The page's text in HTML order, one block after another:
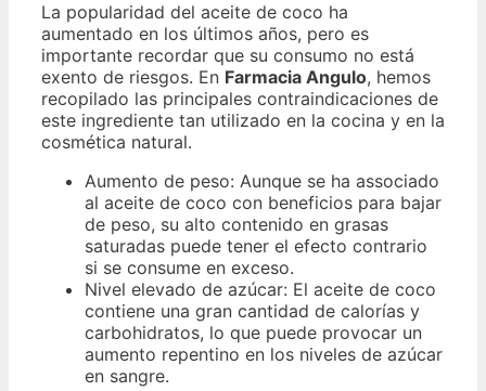
La popularidad del aceite de coco ha
aumentado en los últimos años, pero es
importante recordar que su consumo no está
exento de riesgos. En Farmacia Angulo, hemos
recopilado las principales contraindicaciones de
este ingrediente tan utilizado en la cocina y en la
cosmética natural.
Aumento de peso: Aunque se ha associado
al aceite de coco con beneficios para bajar
de peso, su alto contenido en grasas
saturadas puede tener el efecto contrario
si se consume en exceso.
Nivel elevado de azúcar: El aceite de coco
contiene una gran cantidad de calorías y
carbohidratos, lo que puede provocar un
aumento repentino en los niveles de azúcar
en sangre.